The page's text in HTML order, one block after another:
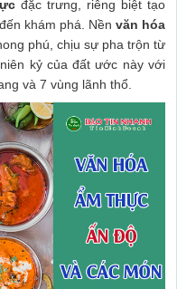
đặc trưng, riêng biệt tạo
khám phá. Nền văn hóa
phú, chịu sự pha trộn từ
kỷ của đất ước này với
và 7 vùng lãnh thổ.